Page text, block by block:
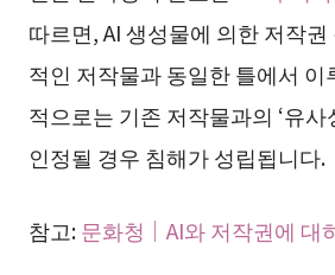
따르면, AI 생성물에 의한 저작
적인 저작물과 동일한 틀에서 이
적으로는 기존 저작물과의 ‘유사
인정될 경우 침해가 성립됩니다.
참고:문화청｜AI와 저작권에 대